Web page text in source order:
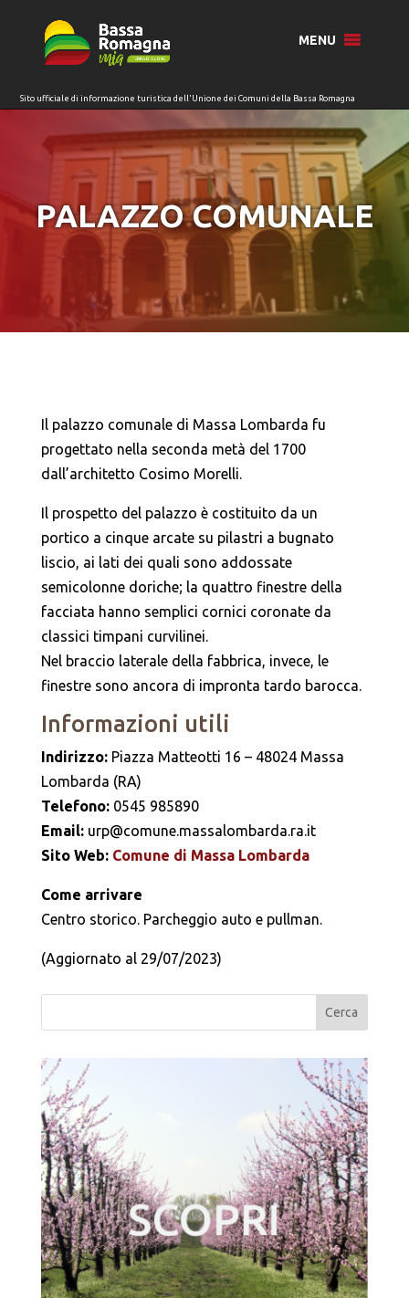
MENU
PALAZZO COMUNALE
Il palazzo comunale di Massa Lombarda fu
progettato nella seconda metà del 1700
dall’architetto Cosimo Morelli.
Il prospetto del palazzo è costituito da un
portico a cinque arcate su pilastri a bugnato
liscio, ai lati dei quali sono addossate
semicolonne doriche; la quattro finestre della
facciata hanno semplici cornici coronate da
classici timpani curvilinei.
Nel braccio laterale della fabbrica, invece, le
finestre sono ancora di impronta tardo barocca.
Informazioni utili
Indirizzo: Piazza Matteotti 16 – 48024 Massa
Lombarda (RA)
Telefono: 0545 985890
Email: urp@comune.massalombarda.ra.it
Sito Web: Comune di Massa Lombarda
Come arrivare
Centro storico. Parcheggio auto e pullman.
(Aggiornato al 29/07/2023)